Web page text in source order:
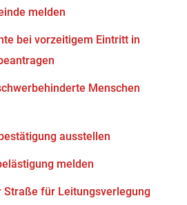
melden
bei vorzeitigem Eintritt in
Menschen
ausstellen
melden
für Leitungsverlegung